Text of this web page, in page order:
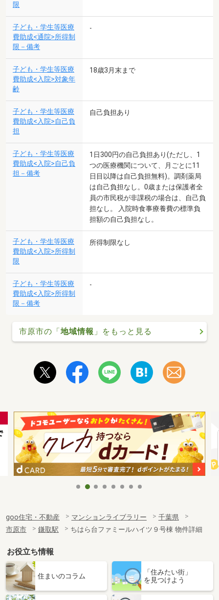
限
子ども・学生等医療
費助成<通院>所得制
限－備考
-
子ども・学生等医療
費助成<入院>対象年
齢
18歳3月末まで
子ども・学生等医療
費助成<入院>自己負
担
自己負担あり
子ども・学生等医療
費助成<入院>自己負
担－備考
1日300円の自己負担あり(ただし、1
つの医療機関について、月ごとに11
日目以降は自己負担無料)。調剤薬局
は自己負担なし。0歳または保護者全
員の市民税が非課税の場合は、自己負
担なし。 入院時食事療養費の標準負
担額の自己負担なし。
子ども・学生等医療
費助成<入院>所得制
限
所得制限なし
子ども・学生等医療
費助成<入院>所得制
限－備考
-
市原市の「地域情報 」をもっと見る
goo住宅・不動産 マンションライブラリー
千葉県
市原市
鎌取駅 ちはら台ファミールハイツ９号棟 物件詳細
お役立ち情報
住まいのコラム
「住みたい街」
を見つけよう